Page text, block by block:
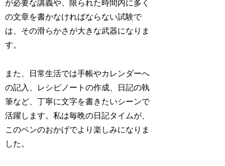
が必要な講義や、限られた時間内に多く
の文章を書かなければならない試験で
は、その滑らかさが大きな武器になりま
す。
また、日常生活では手帳やカレンダーへ
の記入、レシピノートの作成、日記の執
筆など、丁寧に文字を書きたいシーンで
活躍します。私は毎晩の日記タイムが、
このペンのおかげでより楽しみになりま
した。